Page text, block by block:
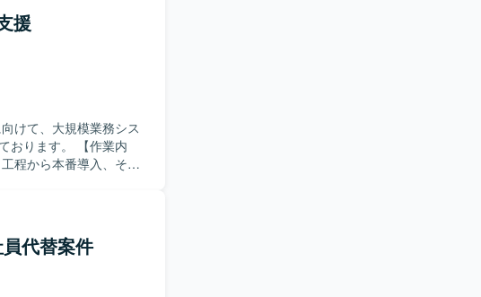
援
けて、大規模業務シス
。 【作業内
程から本番導入、その
検証などを行っていた
りながら業務を推進で
、自律的に調査・検
代替案件